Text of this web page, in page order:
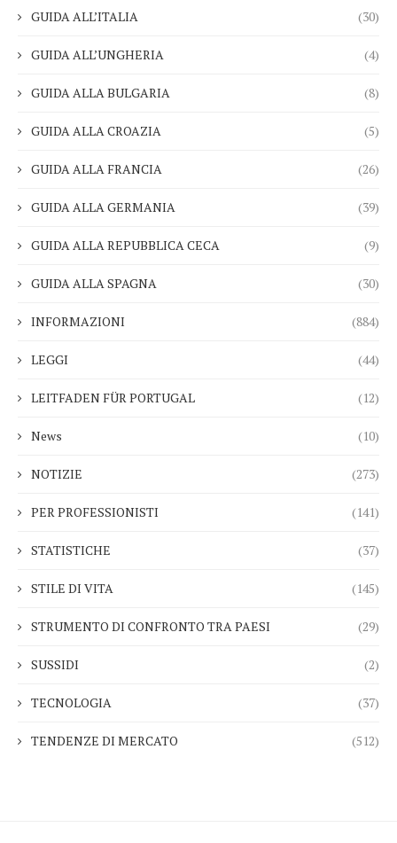
GUIDA ALL’ITALIA (30)
GUIDA ALL’UNGHERIA (4)
GUIDA ALLA BULGARIA (8)
GUIDA ALLA CROAZIA (5)
GUIDA ALLA FRANCIA (26)
GUIDA ALLA GERMANIA (39)
GUIDA ALLA REPUBBLICA CECA (9)
GUIDA ALLA SPAGNA (30)
INFORMAZIONI (884)
LEGGI (44)
LEITFADEN FÜR PORTUGAL (12)
News (10)
NOTIZIE (273)
PER PROFESSIONISTI (141)
STATISTICHE (37)
STILE DI VITA (145)
STRUMENTO DI CONFRONTO TRA PAESI (29)
SUSSIDI (2)
TECNOLOGIA (37)
TENDENZE DI MERCATO (512)